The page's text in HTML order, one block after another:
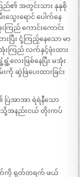
၏ အတွင်းသား နုနုစို
သွေးရောင် ပေါက်နေ
ကြည် ကောင်းကောင်း
း ငုံ့ကြည့်နေသော မာ
းကြည် လက်နှင့်ဖုံးထား
ေးဖြစ်နေပြီး မအုံး
ဆွဲဖြဲပေးထားခြင်း
ြဲအာအာ ရဲရဲနီသော
အနည်းငယ် တိုးကပ်
က်ကို ရုတ်တရက် ဖယ်